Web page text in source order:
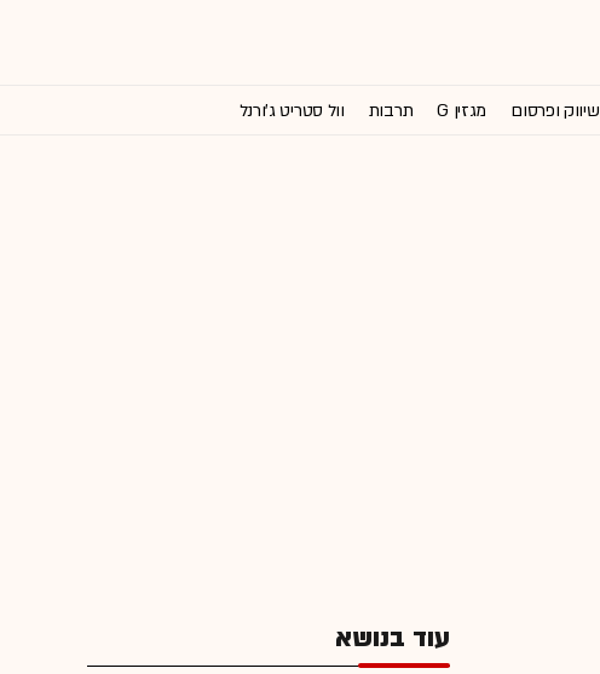
שיווק ופרסום מגזין G תרבות וול סטריט ג'ורנל
עוד בנושא